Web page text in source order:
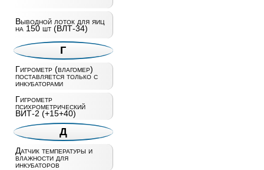
Выводной лоток для яиц
на 150 шт (ВЛТ-34)
Г
Гигрометр (влагомер)
поставляется только с
инкубаторами
Гигрометр
психрометрический
ВИТ-2 (+15+40)
Д
Датчик температуры и
влажности для
инкубаторов